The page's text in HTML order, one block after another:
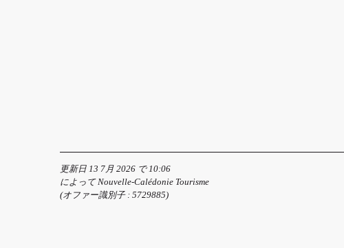
更新日 13 7月 2026 で 10:06
によって Nouvelle-Calédonie Tourisme
(オファー識別子 : 5729885)